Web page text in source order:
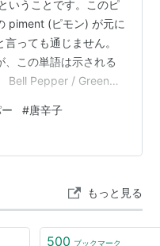
いうことです。このピ
piment (ピモン) が元に
っても通じません。
この単語は示される
Bell Pepper / Green
になります。他に
プリカがあります。
語で paprika という
#唐辛子
もっと見る
500 ブックマーク